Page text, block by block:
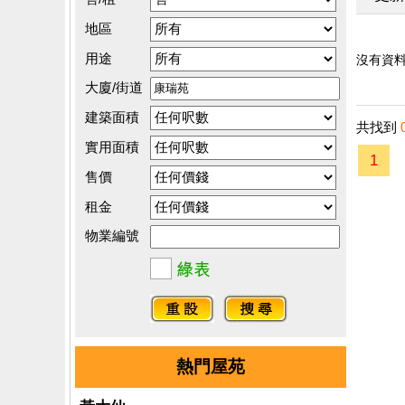
地區
用途
大廈/街道
建築面積
實用面積
售價
租金
物業編號
熱門屋苑
沒有資料
共找到
1